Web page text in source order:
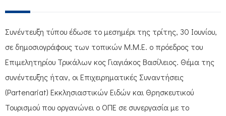
Συνέντευξη τύπου έδωσε το μεσημέρι της τρίτης, 30 Ιουνίου,
σε δημοσιογράφους των τοπικών Μ.Μ.Ε. ο πρόεδρος του
Επιμελητηρίου Τρικάλων κος Γιαγιάκος Βασίλειος. Θέμα της
συνέντευξης ήταν, οι Επιχειρηματικές Συναντήσεις
(Partenariat) Εκκλησιαστικών Ειδών και Θρησκευτικού
Τουρισμού που οργανώνει ο ΟΠΕ σε συνεργασία με το